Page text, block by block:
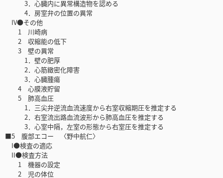
3．心臓内に異常構造物を認める
4．房室弁の位置の異常
IV●その他
1 川崎病
2 収縮能の低下
3 壁の異常
1．壁の肥厚
2．心筋緻密化障害
3．心臓腫瘍
4 心膜液貯留
5 肺高血圧
1．三尖弁逆流血流速度から右室収縮期圧を推定する
2．右室流出路血流波形から肺高血圧を推定する
3．心室中隔，左室の形態から右室圧を推定する
■5 腹部エコー 〈野中航仁〉
I●検査の適応
II●検査方法
1 機器の設定
2 児の体位